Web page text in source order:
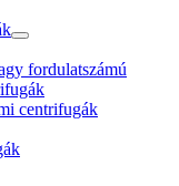
fordulatszámú
centrifugák